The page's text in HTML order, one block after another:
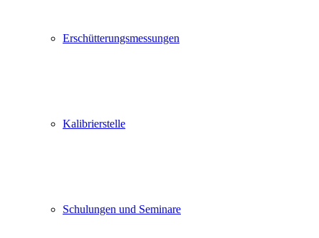
Erschütterungsmessungen
Kalibrierstelle
Schulungen und Seminare